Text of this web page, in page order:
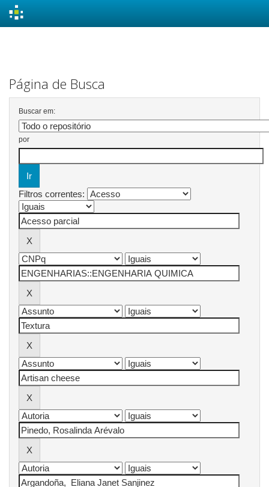
Página de Busca
Buscar em:
por
Filtros correntes: